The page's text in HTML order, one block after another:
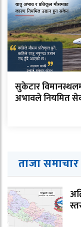
सुकेटार
अभावले नियमित
ताजा समाचार